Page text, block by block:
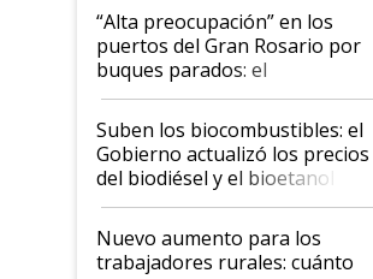
“Alta preocupación” en los
puertos del Gran Rosario por
buques parados: el
funcionamiento de las
exportadoras en tensión tras
la medida de fuerza de los
prácticos
Suben los biocombustibles: el
Gobierno actualizó los precios
del biodiésel y el bioetanol
Nuevo aumento para los
trabajadores rurales: cuánto